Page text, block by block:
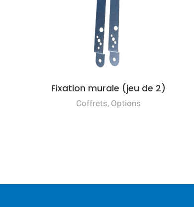
Fixation murale (jeu de 2)
Coffrets, Options